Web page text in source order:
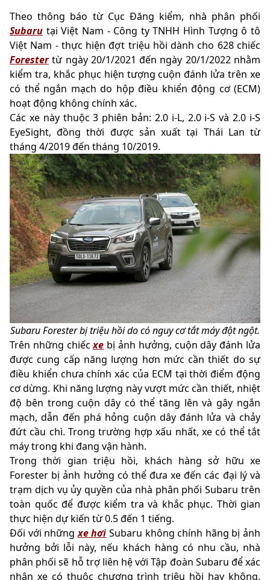
Theo thông báo từ Cục Đăng kiểm, nhà phân phối
Subaru tại Việt Nam - Công ty TNHH Hình Tượng ô tô
Việt Nam - thực hiện đợt triệu hồi dành cho 628 chiếc
Forestertừ ngày 20/1/2021 đến ngày 20/1/2022 nhằm
kiểm tra, khắc phục hiện tượng cuộn đánh lửa trên xe
có thể ngắn mạch do hộp điều khiển động cơ (ECM)
hoạt động không chính xác.
Các xe này thuộc 3 phiên bản: 2.0 i-L, 2.0 i-S và 2.0 i-S
EyeSight, đồng thời được sản xuất tại Thái Lan từ
tháng 4/2019 đến tháng 10/2019.
Subaru Forester bị triệu hồi do có nguy cơ tắt máy đột ngột.
Trên những chiếcxe bị ảnh hưởng, cuộn dây đánh lửa
được cung cấp năng lượng hơn mức cần thiết do sự
điều khiển chưa chính xác của ECM tại thời điểm động
cơ dừng. Khi năng lượng này vượt mức cần thiết, nhiệt
độ bên trong cuộn dây có thể tăng lên và gây ngắn
mạch, dẫn đến phá hỏng cuộn dây đánh lửa và chảy
đứt cầu chì. Trong trường hợp xấu nhất, xe có thể tắt
máy trong khi đang vận hành.
Trong thời gian triệu hồi, khách hàng sở hữu xe
Forester bị ảnh hưởng có thể đưa xe đến các đại lý và
trạm dịch vụ ủy quyền của nhà phân phối Subaru trên
toàn quốc để được kiểm tra và khắc phục. Thời gian
thực hiện dự kiến từ 0.5 đến 1 tiếng.
Đối với nhữngxe hơi Subaru không chính hãng bị ảnh
hưởng bởi lỗi này, nếu khách hàng có nhu cầu, nhà
phân phối sẽ hỗ trợ liên hệ với Tập đoàn Subaru để xác
nhận xe có thuộc chương trình triệu hồi hay không.